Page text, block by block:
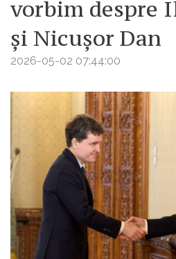
vorbim despre
și Nicușor Dan
2026-05-02 07:44:00